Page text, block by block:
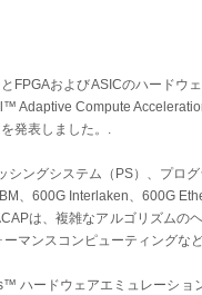
FPGAおよびASICのハードウ
Adaptive Compute
発表しました。.
ングシステム（PS）、プロ
、600G Interlaken、600G
は、複雑なアルゴリズムの
マンスコンピューティングな
ハードウェアエミュレーショ